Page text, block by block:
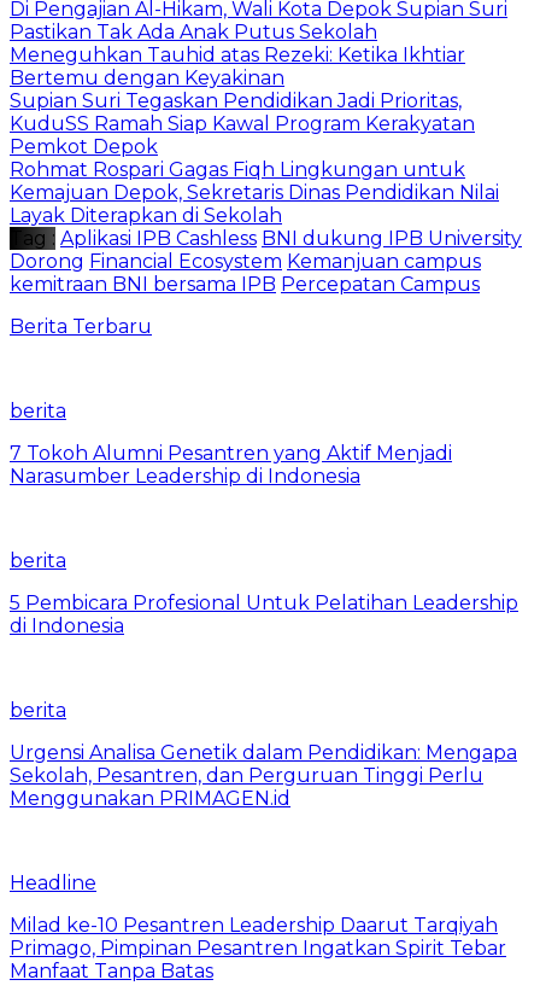
Di Pengajian Al-Hikam, Wali Kota Depok Supian Suri
Pastikan Tak Ada Anak Putus Sekolah
Meneguhkan Tauhid atas Rezeki: Ketika Ikhtiar
Bertemu dengan Keyakinan
Supian Suri Tegaskan Pendidikan Jadi Prioritas,
KuduSS Ramah Siap Kawal Program Kerakyatan
Pemkot Depok
Rohmat Rospari Gagas Fiqh Lingkungan untuk
Kemajuan Depok, Sekretaris Dinas Pendidikan Nilai
Layak Diterapkan di Sekolah
Tag : Aplikasi IPB Cashless BNI dukung IPB University
Dorong Financial Ecosystem Kemanjuan campus
kemitraan BNI bersama IPB Percepatan Campus
Berita Terbaru
berita
7 Tokoh Alumni Pesantren yang Aktif Menjadi
Narasumber Leadership di Indonesia
berita
5 Pembicara Profesional Untuk Pelatihan Leadership
di Indonesia
berita
Urgensi Analisa Genetik dalam Pendidikan: Mengapa
Sekolah, Pesantren, dan Perguruan Tinggi Perlu
Menggunakan PRIMAGEN.id
Headline
Milad ke-10 Pesantren Leadership Daarut Tarqiyah
Primago, Pimpinan Pesantren Ingatkan Spirit Tebar
Manfaat Tanpa Batas